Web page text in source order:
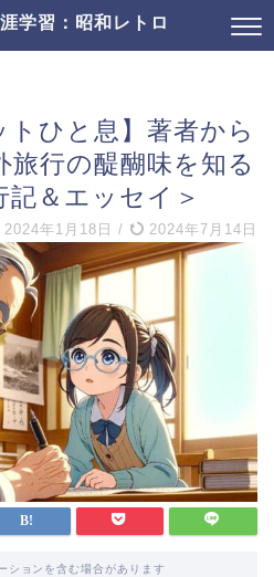
学習：昭和レトロ
トひと息】著者から
行の醍醐味を知る
＆エッセイ＞
2024年1月18日 / 2024年7月14日
ションを含む場合があります